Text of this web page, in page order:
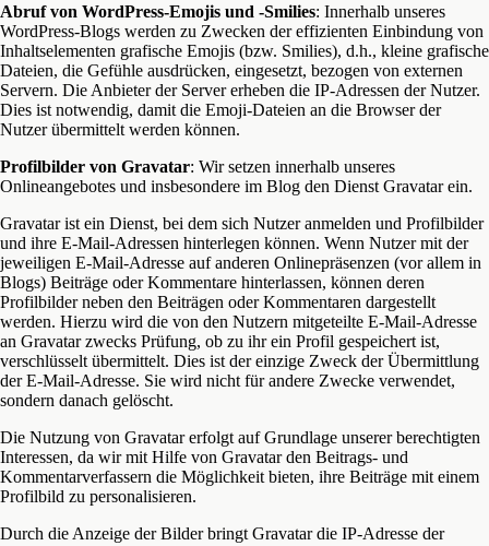
Abruf von WordPress-Emojis und -Smilies: Innerhalb unseres
WordPress-Blogs werden zu Zwecken der effizienten Einbindung von
Inhaltselementen grafische Emojis (bzw. Smilies), d.h., kleine grafische
Dateien, die Gefühle ausdrücken, eingesetzt, bezogen von externen
Servern. Die Anbieter der Server erheben die IP-Adressen der Nutzer.
Dies ist notwendig, damit die Emoji-Dateien an die Browser der
Nutzer übermittelt werden können.
Profilbilder von Gravatar: Wir setzen innerhalb unseres
Onlineangebotes und insbesondere im Blog den Dienst Gravatar ein.
Gravatar ist ein Dienst, bei dem sich Nutzer anmelden und Profilbilder
und ihre E-Mail-Adressen hinterlegen können. Wenn Nutzer mit der
jeweiligen E-Mail-Adresse auf anderen Onlinepräsenzen (vor allem in
Blogs) Beiträge oder Kommentare hinterlassen, können deren
Profilbilder neben den Beiträgen oder Kommentaren dargestellt
werden. Hierzu wird die von den Nutzern mitgeteilte E-Mail-Adresse
an Gravatar zwecks Prüfung, ob zu ihr ein Profil gespeichert ist,
verschlüsselt übermittelt. Dies ist der einzige Zweck der Übermittlung
der E-Mail-Adresse. Sie wird nicht für andere Zwecke verwendet,
sondern danach gelöscht.
Die Nutzung von Gravatar erfolgt auf Grundlage unserer berechtigten
Interessen, da wir mit Hilfe von Gravatar den Beitrags- und
Kommentarverfassern die Möglichkeit bieten, ihre Beiträge mit einem
Profilbild zu personalisieren.
Durch die Anzeige der Bilder bringt Gravatar die IP-Adresse der